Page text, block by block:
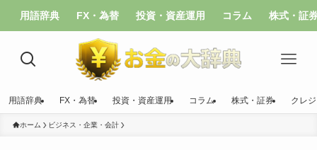
用語辞典 FX・為替 投資・資産運用 コラム 株式・証
用語辞典 FX・為替 投資・資産運用 コラム 株式・証券 クレ
ホーム ビジネス・企業・会計